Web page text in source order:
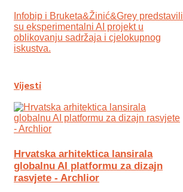
Infobip i Bruketa&Žinić&Grey predstavili
su eksperimentalni AI projekt u
oblikovanju sadržaja i cjelokupnog
iskustva.
Vijesti
Hrvatska arhitektica lansirala
globalnu AI platformu za dizajn
rasvjete - Archlior